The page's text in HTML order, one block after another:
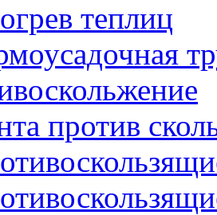
теплиц
против